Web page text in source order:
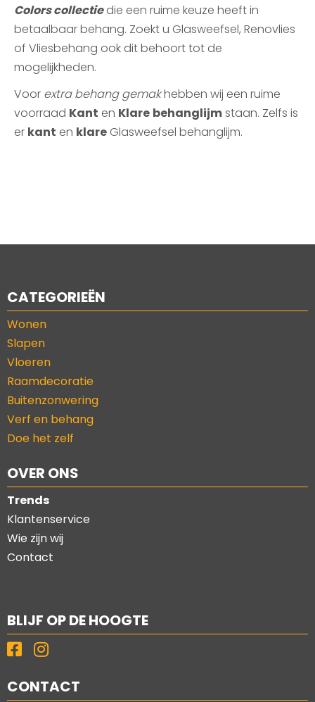
Colors collectiedie een ruime keuze heeft in
betaalbaar behang. Zoekt u Glasweefsel, Renovlies
of Vliesbehang ook dit behoort tot de
mogelijkheden.
Voor extra behang gemakhebben wij een ruime
voorraad Kant en Klare behanglijmstaan. Zelfs is
er kant en klare Glasweefsel behanglijm.
CATEGORIEËN
Wonen
Slapen
Vloeren
Raamdecoratie
Buitenzonwering
Verf en behang
Doe het zelf
OVER ONS
Trends
Klantenservice
Wie zijn wij
Contact
BLIJF OP DE HOOGTE
CONTACT